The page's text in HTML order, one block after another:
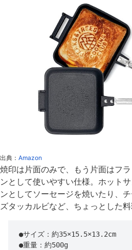
出典： Amazon
焼印は片面のみで、もう片面はフ
ンとして使いやすい仕様。ホット
ンとしてソーセージを焼いたり、
ズタッカルビなど、ちょっとした料
●サイズ：約35×15.5×13.2cm
●重量：約500g